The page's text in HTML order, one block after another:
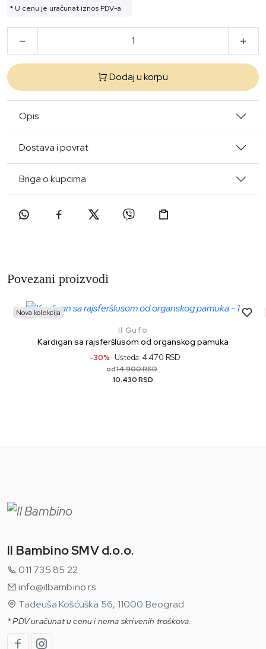
* U cenu je uračunat iznos PDV-a
Dodaj u korpu
Opis
Dostava i povrat
Briga o kupcima
Povezani proizvodi
Nova kolekcija
Il Gufo
Kardigan sa rajsferšlusom od organskog pamuka
-30% Ušteda: 4.470 RSD
od 14.900 RSD
10.430 RSD
Il Bambino SMV d.o.o.
011 735 85 22
info@ilbambino.rs
Tadeuša Košćuška 56, 11000 Beograd
* PDV uračunat u cenu i nema skrivenih troškova.